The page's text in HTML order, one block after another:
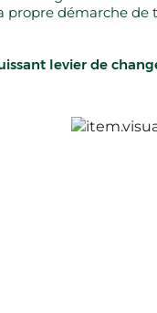
propre démarche de
levier de